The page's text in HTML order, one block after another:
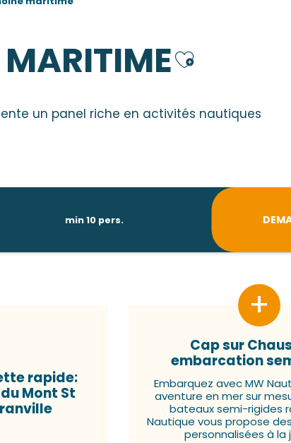
un panel riche en activités nautiques
min 10 pers.
rapide:
Mont St
Cap sur
embarcation
Embarquez avec MW
aventure en mer sur
bateaux semi-rigides
Nautique vous propose
personnalisées à la